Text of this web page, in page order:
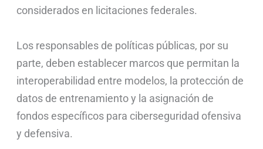
considerados en licitaciones federales.
Los responsables de políticas públicas, por su
parte, deben establecer marcos que permitan la
interoperabilidad entre modelos, la protección de
datos de entrenamiento y la asignación de
fondos específicos para ciberseguridad ofensiva
y defensiva.